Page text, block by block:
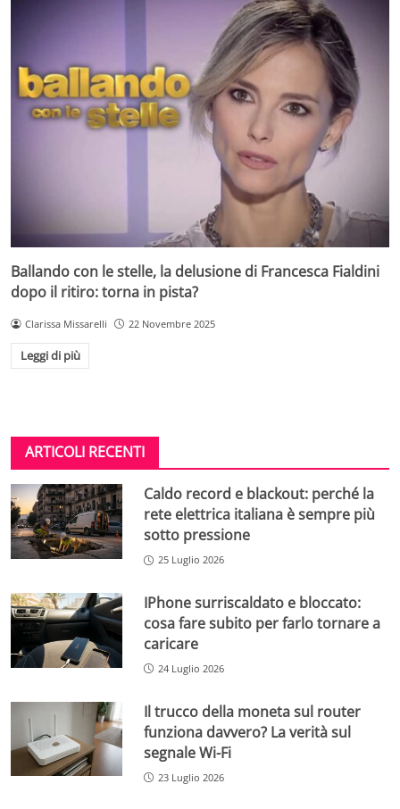
Ballando con le stelle, la delusione di Francesca Fialdini
dopo il ritiro: torna in pista?
Clarissa Missarelli 22 Novembre 2025
Leggi di più
ARTICOLI RECENTI
Caldo record e blackout: perché la
rete elettrica italiana è sempre più
sotto pressione
25 Luglio 2026
IPhone surriscaldato e bloccato:
cosa fare subito per farlo tornare a
caricare
24 Luglio 2026
Il trucco della moneta sul router
funziona davvero? La verità sul
segnale Wi-Fi
23 Luglio 2026